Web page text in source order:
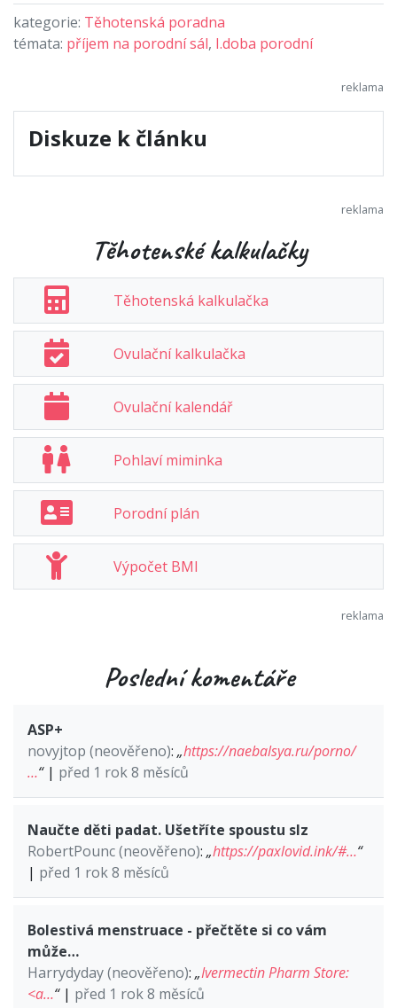
kategorie: Těhotenská poradna
témata: příjem na porodní sál, I.doba porodní
Diskuze k článku
Těhotenské kalkulačky
Těhotenská kalkulačka
Ovulační kalkulačka
Ovulační kalendář
Pohlaví miminka
Porodní plán
Výpočet BMI
Poslední komentáře
ASP+
novyjtop (neověřeno): „https://naebalsya.ru/porno/
…“| před 1 rok 8 měsíců
Naučte děti padat. Ušetříte spoustu slz
RobertPounc (neověřeno): „https://paxlovid.ink/#…“
| před 1 rok 8 měsíců
Bolestivá menstruace - přečtěte si co vám
může…
Harrydyday (neověřeno): „Ivermectin Pharm Store:
<a…“| před 1 rok 8 měsíců